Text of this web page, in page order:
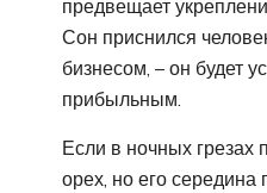
предвещает
Сон приснился
бизнесом, – он будет
прибыльным.
Если в ночных грезах
орех, но его середина